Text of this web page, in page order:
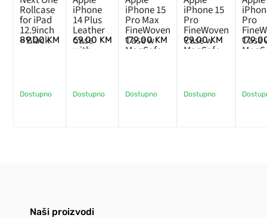
Rollcase
for iPad
12.9inch
– Black
89,00KM
Dostupno
iPhone
14 Plus
Leather
Case
with
69,00 KM
Dostupno
iPhone 15
Pro Max
FineWoven
Case w
MagSafe –
179,00KM
Dostupno
iPhone 15
Pro
FineWoven
Case w
MagSafe –
99,00KM
Dostupno
Pro
Case
Naši proizvodi